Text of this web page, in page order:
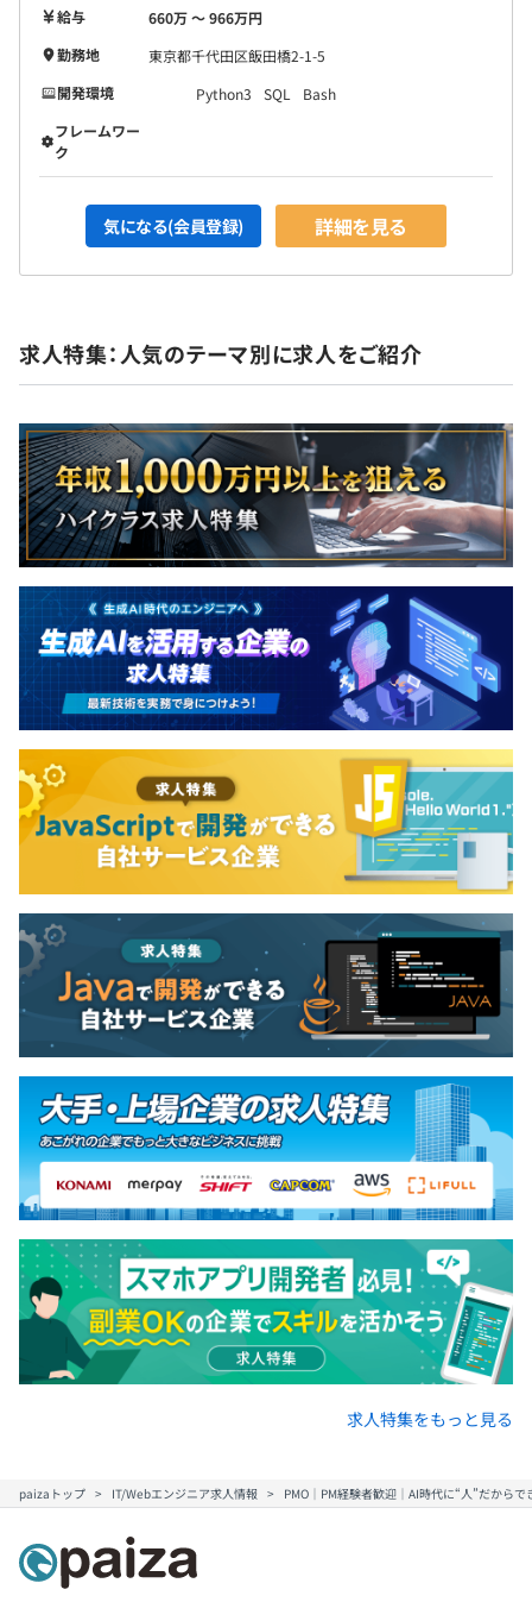
給与
660万 〜 966万円
勤務地
東京都千代田区飯田橋2-1-5
開発環境
Python3 SQL
Bash
フレームワー
ク
気になる(会員登録) 詳細を見る
求人特集：人気のテーマ別に求人をご紹介
求人特集をもっと見る
paizaトップ IT/Webエンジニア求人情報 PMO｜PM経験者歓迎｜AI時代に“人”だから